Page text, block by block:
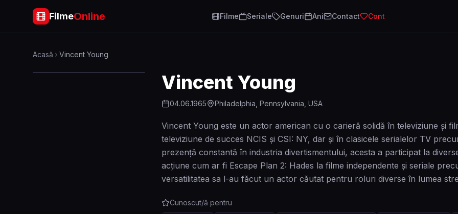
FilmeOnline Filme Seriale Genuri Ani Contact Cont
Acasă Vincent Young
Vincent Young
04.06.1965 Philadelphia, Pennsylvania, USA
Vincent Young este un actor american cu o carieră solidă în televiziune și
televiziune de succes NCIS și CSI: NY, dar și în clasicele serialelor TV
prezență constantă în industria divertismentului, acesta a participat la
acțiune cum ar fi Escape Plan 2: Hades la filme independente și seriale
versatilitatea sa l-au făcut un actor căutat pentru roluri diverse în lumea
Cunoscut/ă pentru